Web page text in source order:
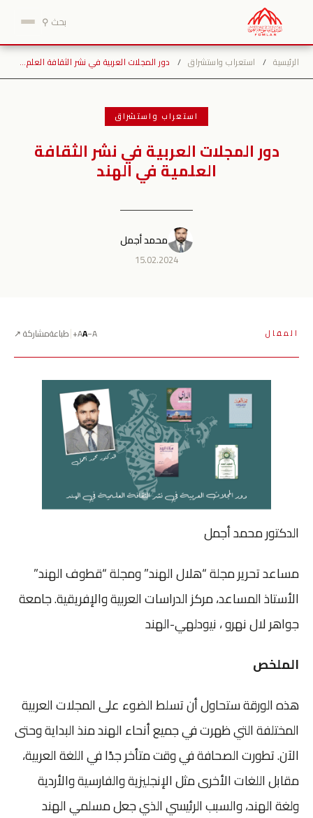
المحتوى
بحث ⚲
الرئيسية / استعراب واستشراق / دور المجلات العربية في نشر الثقافة العلم…
استعراب واستشراق
دور المجلات العربية في نشر الثقافة
العلمية في الهند
محمد أجمل
15.02.2024
المقال A−
A
A+ طباعةمشاركة ↗
الدكتور محمد أجمل
مساعد تحرير مجلة “هلال الهند” ومجلة “قطوف الهند”
الأستاذ المساعد، مركز الدراسات العربية والإفريقية. جامعة
جواهر لال نهرو ، نيودلهي-الهند
الملخص
هذه الورقة ستحاول أن تسلط الضوء على المجلات العربية
المختلفة التي ظهرت في جميع أنحاء الهند منذ البداية وحتى
الآن. تطورت الصحافة في وقت متأخر جدًا في اللغة العربية،
مقابل اللغات الأخرى مثل الإنجليزية والفارسية والأردية
ولغة الهند، والسبب الرئيسي الذي جعل مسلمي الهند